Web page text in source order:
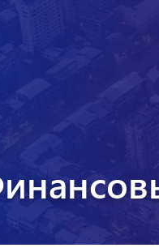
Фан-шоп